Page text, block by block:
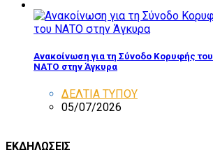
Ανακοίνωση για τη Σύνοδο Κορυφής του
ΝΑΤΟ στην Άγκυρα
ΔΕΛΤΙΑ ΤΥΠΟΥ
05/07/2026
ΕΚΔΗΛΩΣΕΙΣ